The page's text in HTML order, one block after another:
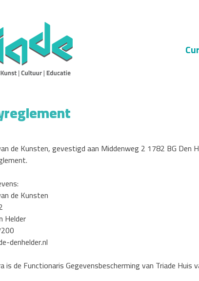
de Kunsten, gevestigd aan Middenweg 2 1782 BG
de Kunsten
Helder
denhelder.nl
is de Functionaris Gegevensbescherming van Triade Huis